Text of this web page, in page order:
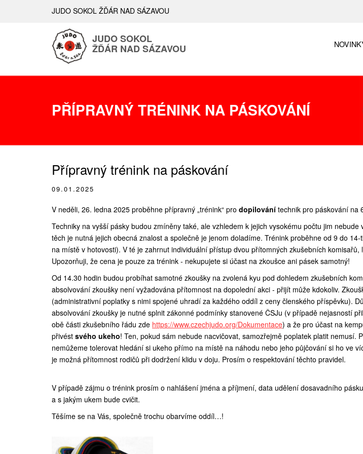
JUDO SOKOL ŽĎÁR NAD SÁZAVOU
JUDO SOKOL
ŽĎÁR NAD SÁZAVOU
PŘÍPRAVNÝ TRÉNINK NA PÁSKOVÁNÍ
Přípravný trénink na páskování
09.01.2025
V neděli, 26. ledna 2025 proběhne přípravný „trénink“ pro dopilování technik pro páskování na
Techniky na vyšší pásky budou zmíněny také, ale vzhledem k jejich vysokému počtu jim nebude
těch je nutná jejich obecná znalost a společně je jenom doladíme. Trénink proběhne od 9 do
na místě v hotovosti). V té je zahrnut individuální přístup dvou přítomných zkušebních komisařů,
Upozorňuji, že cena je pouze za trénink - nekupujete si účast na zkoušce ani pásek samotný!
Od 14.30 hodin budou probíhat samotné zkoušky na zvolená kyu pod dohledem zkušebních
absolvování zkoušky není vyžadována přítomnost na dopolední akci - přijít může kdokoliv.
(administrativní poplatky s nimi spojené uhradí za každého oddíl z ceny členského příspěvku).
absolvování zkoušky je nutné splnit zákonné podmínky stanovené ČSJu (v případě nejasností
obě části zkušebního řádu zde https://www.czechjudo.org/Dokumentace) a že pro účast na
přivést svého ukeho! Ten, pokud sám nebude nacvičovat, samozřejmě poplatek platit nemusí.
nemůžeme tolerovat hledání si ukeho přímo na místě na náhodu nebo jeho půjčování si ho ve
je možná přítomnost rodičů při dodržení klidu v doju. Prosím o respektování těchto pravidel.
V případě zájmu o trénink prosím o nahlášení jména a příjmení, data udělení dosavadního
a s jakým ukem bude cvičit.
Těšíme se na Vás, společně trochu obarvíme oddíl…!